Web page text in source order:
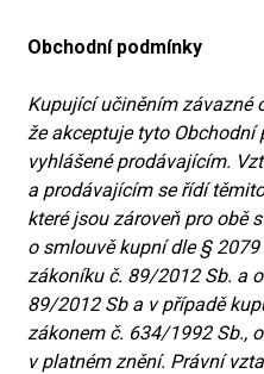
Obchodní podmínky
Kupující učiněním závazné
že akceptuje tyto
vyhlášené prodávajícím.
a prodávajícím se řídí
které jsou zároveň pro obě
o smlouvě kupní dle §
zákoníku č. 89/2012 Sb. a
89/2012 Sb a v případě
zákonem č. 634/1992 Sb.,
v platném znění. Právní